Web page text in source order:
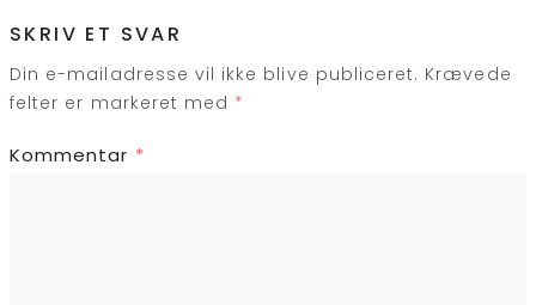
SKRIV ET SVAR
Din e-mailadresse vil ikke blive publiceret. Krævede
felter er markeret med *
Kommentar *